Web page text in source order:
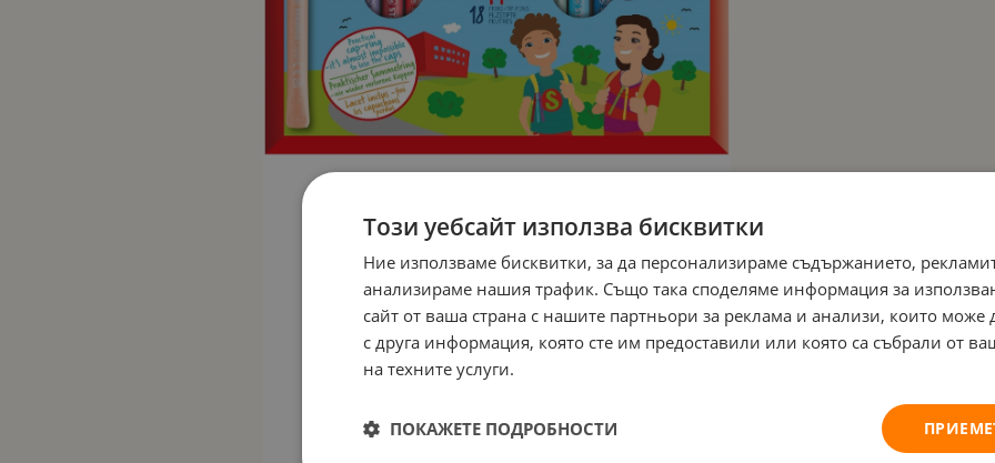
Този уебсайт използва бисквитки
Ние използваме бисквитки, за да персонализираме съдържанието,
анализираме нашия трафик. Също така споделяме информация за
сайт от ваша страна с нашите партньори за реклама и анализи, които може
с друга информация, която сте им предоставили или която са събрали от
на техните услуги.
ПОКАЖЕТЕ ПОДРОБНОСТИ